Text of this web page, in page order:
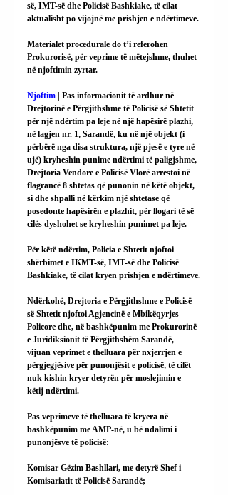
së, IMT-së dhe Policisë Bashkiake, të cilat
aktualisht po vijojnë me prishjen e ndërtimeve.
Materialet procedurale do t’i referohen
Prokurorisë, për veprime të mëtejshme, thuhet
në njoftimin zyrtar.
Njoftim | Pas informacionit të ardhur në
Drejtorinë e Përgjithshme të Policisë së Shtetit
për një ndërtim pa leje në një hapësirë plazhi,
në lagjen nr. 1, Sarandë, ku në një objekt (i
përbërë nga disa struktura, një pjesë e tyre në
ujë) kryheshin punime ndërtimi të paligjshme,
Drejtoria Vendore e Policisë Vlorë arrestoi në
flagrancë 8 shtetas që punonin në këtë objekt,
si dhe shpalli në kërkim një shtetase që
posedonte hapësirën e plazhit, për llogari të së
cilës dyshohet se kryheshin punimet pa leje.
Për këtë ndërtim, Policia e Shtetit njoftoi
shërbimet e IKMT-së, IMT-së dhe Policisë
Bashkiake, të cilat kryen prishjen e ndërtimeve.
Ndërkohë, Drejtoria e Përgjithshme e Policisë
së Shtetit njoftoi Agjencinë e Mbikëqyrjes
Policore dhe, në bashkëpunim me Prokurorinë
e Juridiksionit të Përgjithshëm Sarandë,
vijuan veprimet e thelluara për nxjerrjen e
përgjegjësive për punonjësit e policisë, të cilët
nuk kishin kryer detyrën për moslejimin e
këtij ndërtimi.
Pas veprimeve të thelluara të kryera në
bashkëpunim me AMP-në, u bë ndalimi i
punonjësve të policisë:
Komisar Gëzim Bashllari, me detyrë Shef i
Komisariatit të Policisë Sarandë;